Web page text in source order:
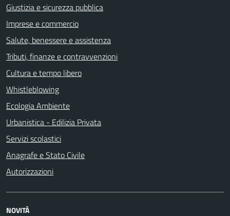
Giustizia e sicurezza pubblica
Imprese e commercio
Salute, benessere e assistenza
Tributi, finanze e contravvenzioni
Cultura e tempo libero
Whistleblowing
Ecologia Ambiente
Urbanistica - Edilizia Privata
Servizi scolastici
Anagrafe e Stato Civile
Autorizzazioni
NOVITÀ